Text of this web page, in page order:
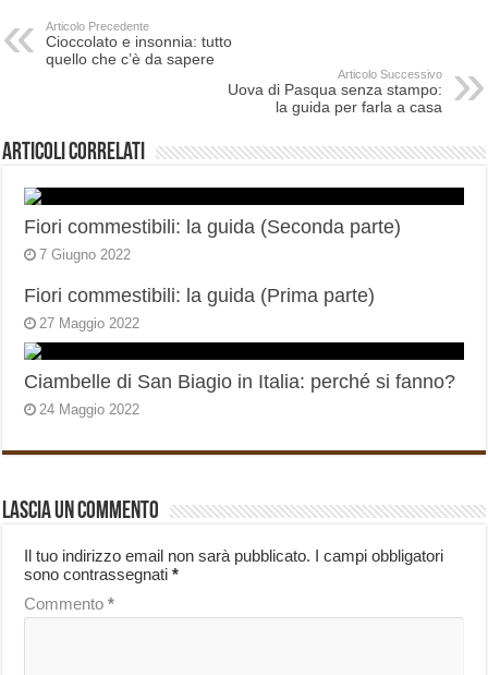
Articolo Precedente
Cioccolato e insonnia: tutto
quello che c’è da sapere
Articolo Successivo
Uova di Pasqua senza stampo:
la guida per farla a casa
Articoli correlati
Fiori commestibili: la guida (Seconda parte)
7 Giugno 2022
Fiori commestibili: la guida (Prima parte)
27 Maggio 2022
Ciambelle di San Biagio in Italia: perché si fanno?
24 Maggio 2022
Lascia un commento
Il tuo indirizzo email non sarà pubblicato. I campi obbligatori
sono contrassegnati*
Commento*